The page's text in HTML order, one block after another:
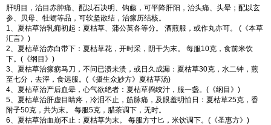
肝明目，治目赤肿痛、配以石决明、钩藤，可平降肝阳，治头痛、头晕；配以玄
参、贝母、牡蛎等品，可软坚散结，治瘰历结核。
1、夏枯草治乳痈初起：夏枯草、蒲公英各等分。 酒煎服，或作丸亦可。 (《本草
汇言》)
2、夏枯草治赤白带下：夏枯草花，开时采，阴干为末。 每服10克，食前米饮
下。(《纲目》)
3、夏枯草治瘰疬马刀，不问已溃未溃，或日久成漏：夏枯草30克，水二钟，煎
至七分，去滓，食远服。(《摄生众妙方》夏枯草汤)
4、夏枯草治产后血晕，心气欲绝者：夏枯草捣绞汁，服一盏。(《纲目》)
5、夏枯草治肝虚目睛疼，冷泪不止，筋脉痛，及眼羞明怕日：夏枯草25克，香
附子50克，共为末。 每服5克，腊茶调下，无时。
6、夏枯草治血崩不止：夏枯草为末。 每服方寸匕，米饮调下。(《圣惠方》)